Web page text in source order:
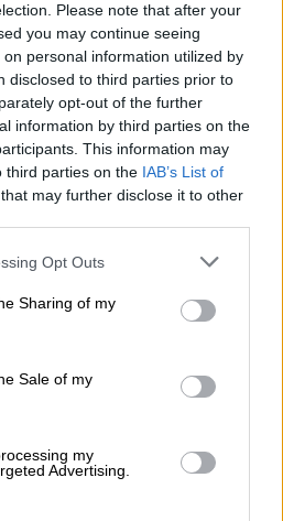
Please note that after your
you may continue seeing
personal information utilized by
disclosed to third parties prior to
opt-out of the further
information by third parties on the
This information may
third parties on the IAB’s List of
that may further disclose it to other
app uses one or more Google
behaviour. You may click to
and its third-party tags to
purposes in below Google
Opt Outs
Sharing of my
Sale of my
my
Advertising.
επιβάτες του Blue
- Δεν κατάφερε
λόγω των σφοδρών
να δέσει το λιμάνι και